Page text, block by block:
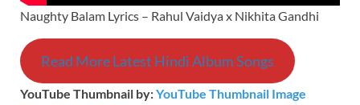
Naughty Balam Lyrics – Rahul Vaidya x Nikhita Gandhi
Read More Latest Hindi Album Songs
YouTube Thumbnail by:YouTube Thumbnail Image